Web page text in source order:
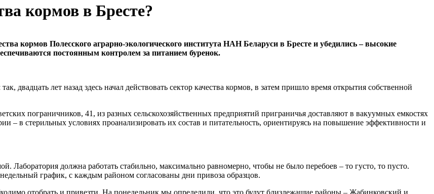
кормов в Бресте?
кормов Полесского аграрно-экологического института НАН Беларуси в Бресте и убедились – высокие
постоянным контролем за питанием буренок.
лет назад здесь начал действовать сектор качества кормов, в затем пришло время открытия собственной
пограничников, 41, из разных сельскохозяйственных предприятий приграничья доставляют в вакуумных емкостях
– в стерильных условиях проанализировать их состав и питательность, ориентируясь на повышение эффективности и
Лаборатория должна работать стабильно, максимально равномерно, чтобы не было перебоев – то густо, то пусто.
график, с каждым районом согласованы дни привоза образцов.
отобрать и привезти. На понедельник мы определили, что это будут близлежащие районы – Жабинковский и